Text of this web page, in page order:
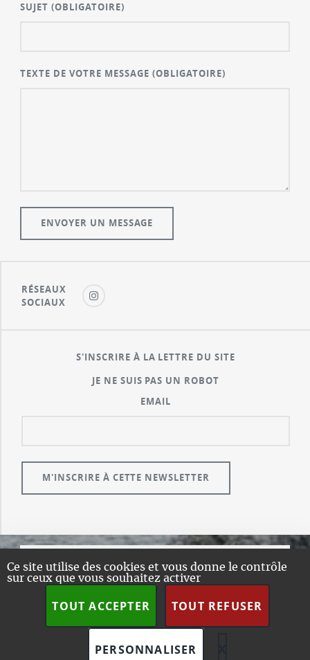
Ce site utilise des cookies et vous donne le contrôle
sur ceux que vous souhaitez activer
TOUT ACCEPTER TOUT REFUSER
PERSONNALISER
SUJET(OBLIGATOIRE)
TEXTE DE VOTRE MESSAGE(OBLIGATOIRE)
RÉSEAUX
SOCIAUX
S'INSCRIRE À LA LETTRE DU SITE
JE NE SUIS PAS UN ROBOT
EMAIL
© GUALENI.COM
A PROPOS
PLAN DU SITE